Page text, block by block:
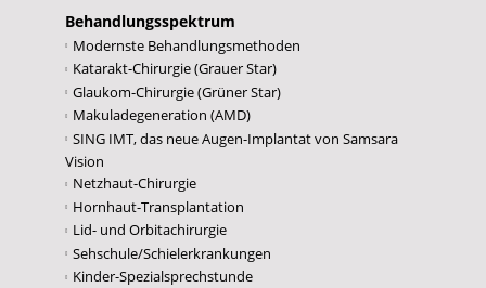
Behandlungsspektrum
Modernste Behandlungsmethoden
Katarakt-Chirurgie (Grauer Star)
Glaukom-Chirurgie (Grüner Star)
Makuladegeneration (AMD)
SING IMT, das neue Augen-Implantat von Samsara
Vision
Netzhaut-Chirurgie
Hornhaut-Transplantation
Lid- und Orbitachirurgie
Sehschule/Schielerkrankungen
Kinder-Spezialsprechstunde